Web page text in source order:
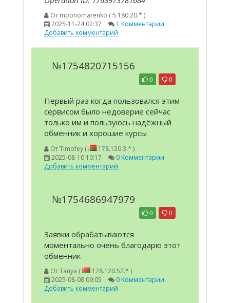
От mponomarenko ( 5.180.20.* )
2025-11-24 02:37
1 Комментарии
Добавить комментарий
№1754820715156
0
0
Первый раз когда пользовался этим
сервисом было недоверие сейчас
только им и пользуюсь надёжный
обменник и хорошие курсы
ОтTimofey (
178.120.3.* )
2025-08-10 10:17
0 Комментарии
Добавить комментарий
№1754686947979
0
0
Заявки обрабатываются
моментально очень благодарю этот
обменник
ОтTanya (
178.120.52.* )
2025-08-08 09:05
0 Комментарии
Добавить комментарий